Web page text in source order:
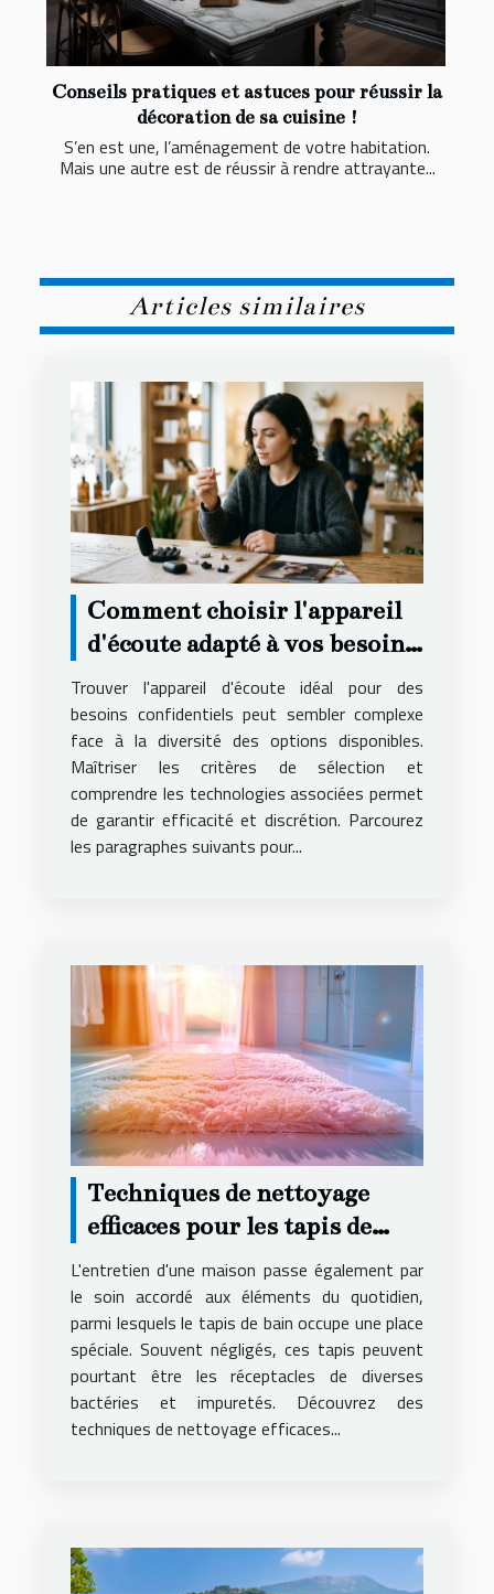
Conseils pratiques et astuces pour réussir la
décoration de sa cuisine !
S’en est une, l’aménagement de votre habitation.
Mais une autre est de réussir à rendre attrayante...
Articles similaires
Comment choisir l'appareil
d'écoute adapté à vos besoins
secrets ?
Trouver l'appareil d'écoute idéal pour des
besoins confidentiels peut sembler complexe
face à la diversité des options disponibles.
Maîtriser les critères de sélection et
comprendre les technologies associées permet
de garantir efficacité et discrétion. Parcourez
les paragraphes suivants pour...
Techniques de nettoyage
efficaces pour les tapis de
bain
L'entretien d'une maison passe également par
le soin accordé aux éléments du quotidien,
parmi lesquels le tapis de bain occupe une place
spéciale. Souvent négligés, ces tapis peuvent
pourtant être les réceptacles de diverses
bactéries et impuretés. Découvrez des
techniques de nettoyage efficaces...